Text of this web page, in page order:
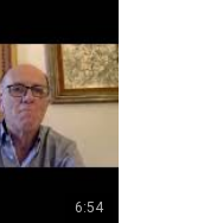
6:54